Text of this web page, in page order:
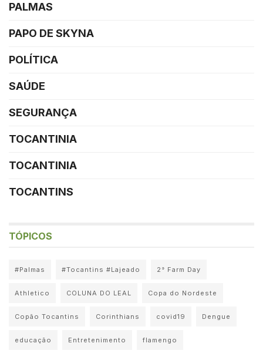
PALMAS
PAPO DE SKYNA
POLÍTICA
SAÚDE
SEGURANÇA
TOCANTINIA
TOCANTINIA
TOCANTINS
TÓPICOS
#Palmas #Tocantins #Lajeado 2° Farm Day
Athletico COLUNA DO LEAL Copa do Nordeste
Copão Tocantins Corinthians covid19 Dengue
educação Entretenimento flamengo